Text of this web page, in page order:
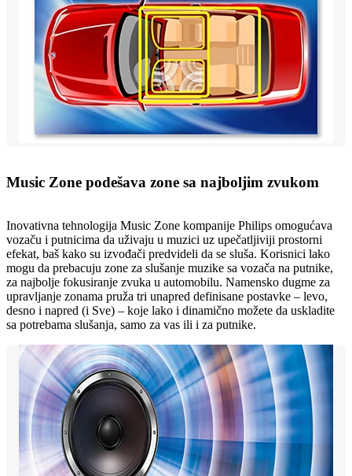
Music Zone podešava zone sa najboljim zvukom
Inovativna tehnologija Music Zone kompanije Philips omogućava
vozaču i putnicima da uživaju u muzici uz upečatljiviji prostorni
efekat, baš kako su izvođači predvideli da se sluša. Korisnici lako
mogu da prebacuju zone za slušanje muzike sa vozača na putnike,
za najbolje fokusiranje zvuka u automobilu. Namensko dugme za
upravljanje zonama pruža tri unapred definisane postavke – levo,
desno i napred (i Sve) – koje lako i dinamično možete da uskladite
sa potrebama slušanja, samo za vas ili i za putnike.